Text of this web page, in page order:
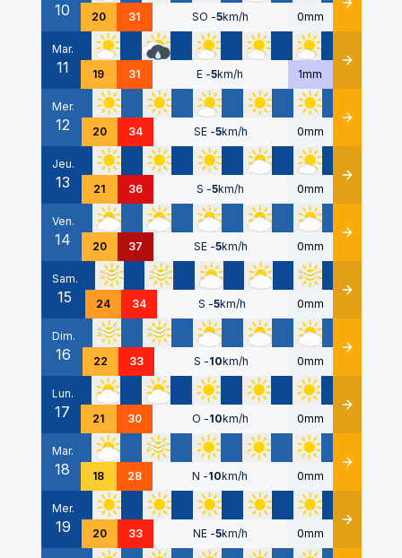
10 20 31 SO -5km/h 0mm Détails
Mar.
11 19 31 E -5km/h 1mm Détails
Mer.
12 20 34 SE -5km/h 0mm Détails
Jeu.
13 21 36 S -5km/h 0mm Détails
Ven.
14 20 37 SE -5km/h 0mm Détails
Sam.
15 24 34 S -5km/h 0mm Détails
Dim.
16 22 33 S -10km/h 0mm Détails
Lun.
17 21 30 O -10km/h 0mm Détails
Mar.
18 18 28 N -10km/h 0mm Détails
Mer.
19 20 33 NE -5km/h 0mm Détails